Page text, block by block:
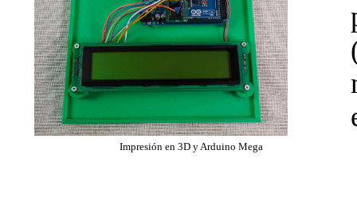
Impresión en 3D y Arduino Mega